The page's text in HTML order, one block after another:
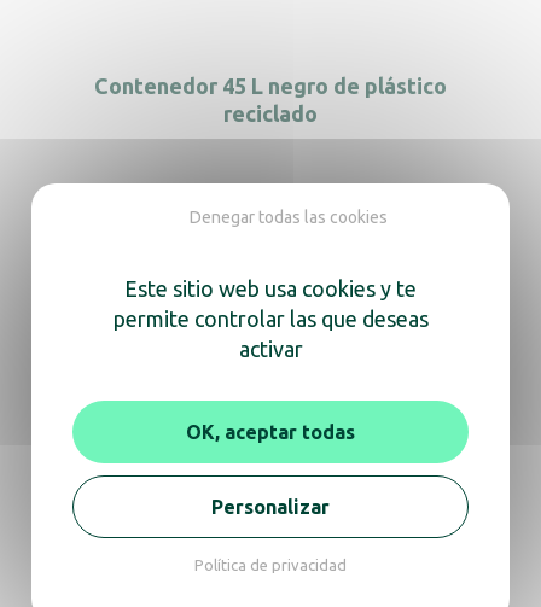
Contenedor 45 L negro de plástico
reciclado
Contenedor 45L blanco con tapa blanca
Este sitio web usa cookies y te
permite controlar las que deseas
activar
OK, aceptar todas
Denegar todas las cookies
Personalizar
Política de privacidad